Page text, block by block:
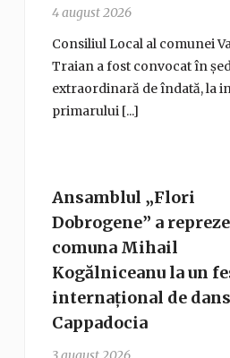
4 august 2026
Consiliul Local al comunei
Traian a fost convocat în
extraordinară de îndată, la
primarului [...]
Ansamblul „Flori
Dobrogene” a
comuna Mihail
Kogălniceanu la un
internațional de
Cappadocia